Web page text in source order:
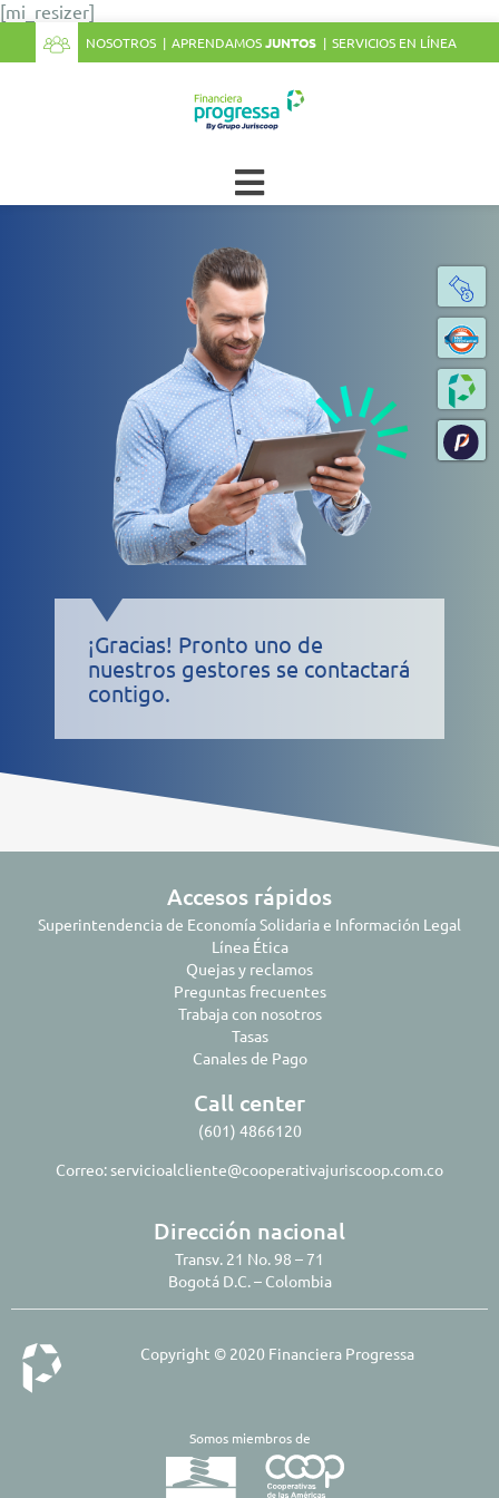
[mi_resizer]
NOSOTROS APRENDAMOSJUNTOS SERVICIOS EN LÍNEA
¡Gracias! Pronto uno de
nuestros gestores se contactará
contigo.
Accesos rápidos
Superintendencia de Economía Solidaria e Información Legal
Línea Ética
Quejas y reclamos
Preguntas frecuentes
Trabaja con nosotros
Tasas
Canales de Pago
Call center
(601) 4866120
Correo:servicioalcliente@cooperativajuriscoop.com.co
Dirección nacional
Transv. 21 No. 98 – 71
Bogotá D.C. – Colombia
Copyright © 2020 Financiera Progressa
Somos miembros de